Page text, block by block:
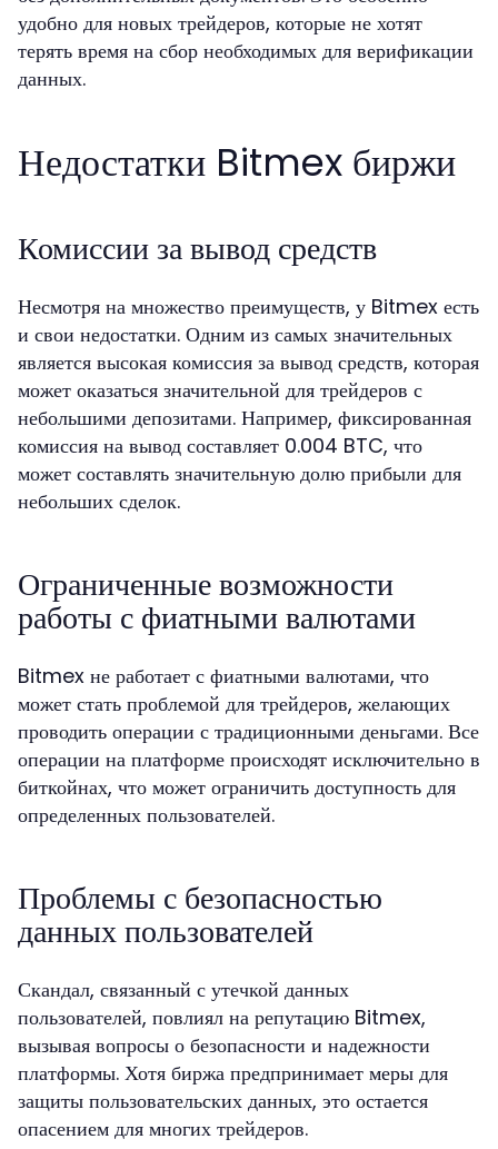
удобно для новых трейдеров, которые не хотят
терять время на сбор необходимых для верификации
данных.
Недостатки Bitmex биржи
Комиссии за вывод средств
Несмотря на множество преимуществ, у Bitmex есть
и свои недостатки. Одним из самых значительных
является высокая комиссия за вывод средств, которая
может оказаться значительной для трейдеров с
небольшими депозитами. Например, фиксированная
комиссия на вывод составляет 0.004 BTC, что
может составлять значительную долю прибыли для
небольших сделок.
Ограниченные возможности
работы с фиатными валютами
Bitmex не работает с фиатными валютами, что
может стать проблемой для трейдеров, желающих
проводить операции с традиционными деньгами. Все
операции на платформе происходят исключительно в
биткойнах, что может ограничить доступность для
определенных пользователей.
Проблемы с безопасностью
данных пользователей
Скандал, связанный с утечкой данных
пользователей, повлиял на репутацию Bitmex,
вызывая вопросы о безопасности и надежности
платформы. Хотя биржа предпринимает меры для
защиты пользовательских данных, это остается
опасением для многих трейдеров.